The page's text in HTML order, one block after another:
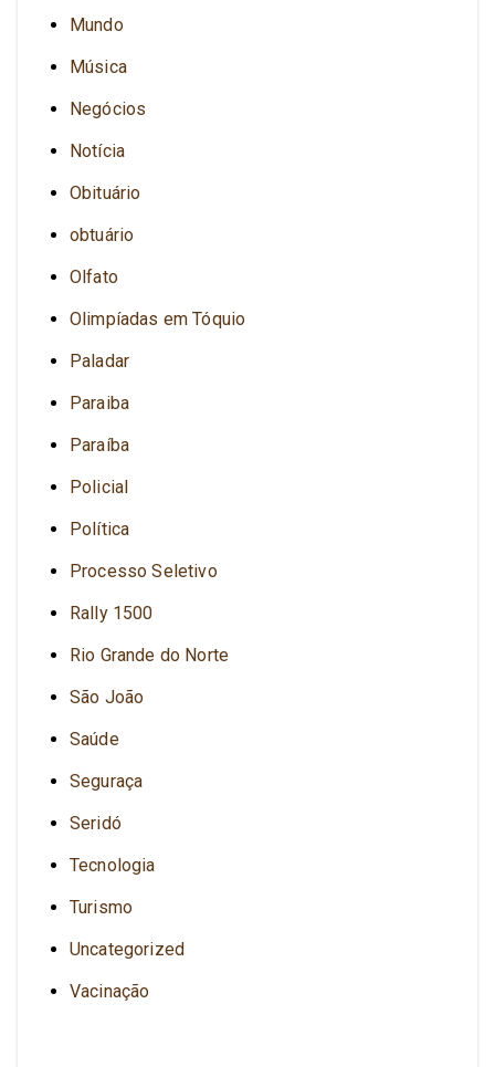
Mundo
Música
Negócios
Notícia
Obituário
obtuário
Olfato
Olimpíadas em Tóquio
Paladar
Paraiba
Paraíba
Policial
Política
Processo Seletivo
Rally 1500
Rio Grande do Norte
São João
Saúde
Seguraça
Seridó
Tecnologia
Turismo
Uncategorized
Vacinação